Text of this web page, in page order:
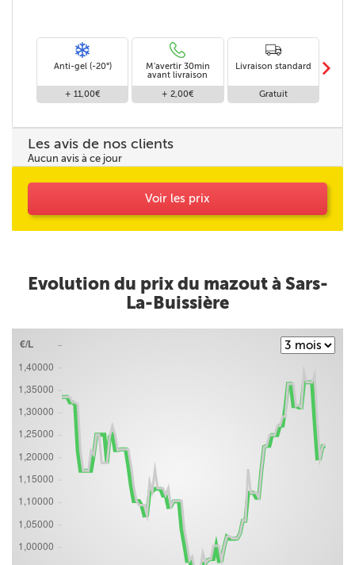
Anti-gel (-20°)
+ 11,00€
M'avertir 30min
avant livraison
+ 2,00€
Livraison standard
Gratuit
m
Les avis de nos clients
Aucun avis à ce jour
Voir les prix
Evolution du prix du mazout à Sars-
La-Buissière